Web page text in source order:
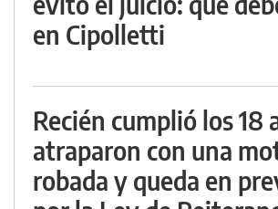
en Cipolletti
Recién cumplió los 18
atraparon con una
robada y queda en